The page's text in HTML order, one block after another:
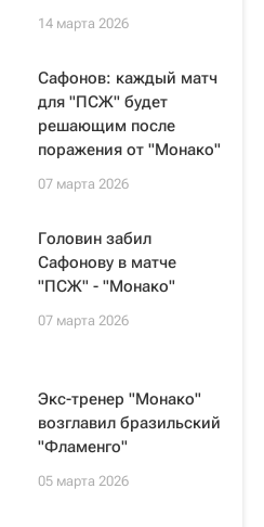
14 марта 2026
Сафонов: каждый матч
для "ПСЖ" будет
решающим после
поражения от "Монако"
07 марта 2026
Головин забил
Сафонову в матче
"ПСЖ" - "Монако"
07 марта 2026
Экс-тренер "Монако"
возглавил бразильский
"Фламенго"
05 марта 2026